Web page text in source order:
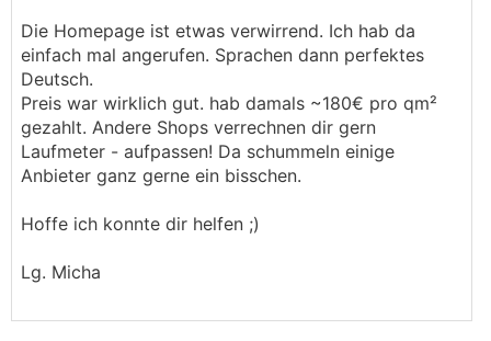
Die Homepage ist etwas verwirrend. Ich hab da
einfach mal angerufen. Sprachen dann perfektes
Deutsch.
Preis war wirklich gut. hab damals ~180€ pro qm²
gezahlt. Andere Shops verrechnen dir gern
Laufmeter - aufpassen! Da schummeln einige
Anbieter ganz gerne ein bisschen.
Hoffe ich konnte dir helfen ;)
Lg. Micha